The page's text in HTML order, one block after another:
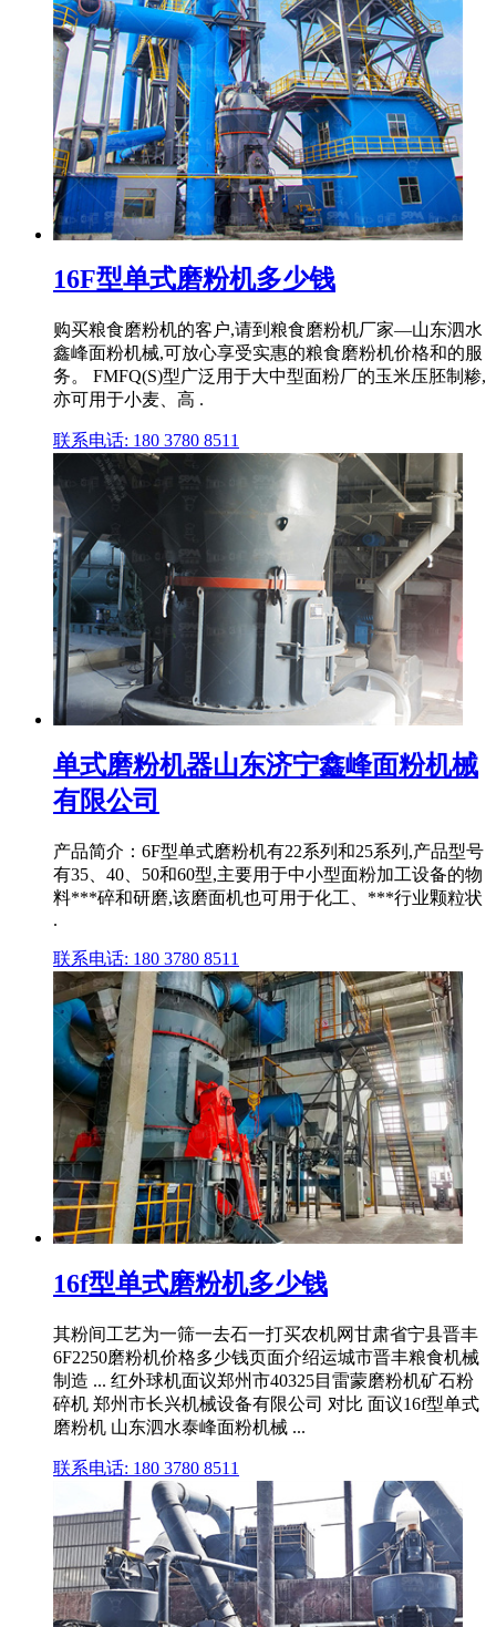
16F型单式磨粉机多少钱
购买粮食磨粉机的客户,请到粮食磨粉机厂家—山东泗水
鑫峰面粉机械,可放心享受实惠的粮食磨粉机价格和的服
务。 FMFQ(S)型广泛用于大中型面粉厂的玉米压胚制糁,
亦可用于小麦、高 .
联系电话: 180 3780 8511
单式磨粉机器山东济宁鑫峰面粉机械
有限公司
产品简介：6F型单式磨粉机有22系列和25系列,产品型号
有35、40、50和60型,主要用于中小型面粉加工设备的物
料***碎和研磨,该磨面机也可用于化工、***行业颗粒状
.
联系电话: 180 3780 8511
16f型单式磨粉机多少钱
其粉间工艺为一筛一去石一打买农机网甘肃省宁县晋丰
6F2250磨粉机价格多少钱页面介绍运城市晋丰粮食机械
制造 ... 红外球机面议郑州市40325目雷蒙磨粉机矿石粉
碎机 郑州市长兴机械设备有限公司 对比 面议16f型单式
磨粉机 山东泗水泰峰面粉机械 ...
联系电话: 180 3780 8511